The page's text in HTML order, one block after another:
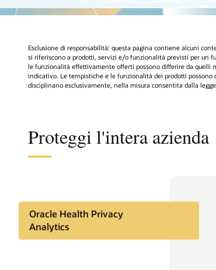
Esclusione di responsabilità: questa pagina contiene alcuni
si riferiscono a prodotti, servizi e/o funzionalità previsti per un
le funzionalità effettivamente offerti possono differire da quelli
indicativo. Le tempistiche e le funzionalità dei prodotti
disciplinano esclusivamente, nella misura consentita dalla
Proteggi l'intera azienda
Oracle Health Privacy
Analytics